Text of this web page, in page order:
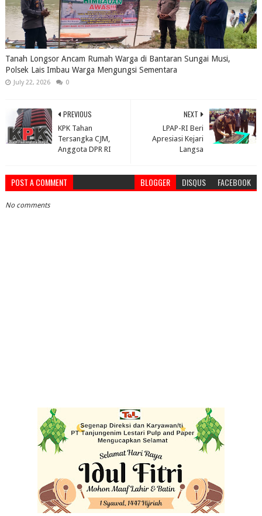
Tanah Longsor Ancam Rumah Warga di Bantaran Sungai Musi,
Polsek Lais Imbau Warga Mengungsi Sementara
July 22, 2026 0
NEXT
LPAP-RI Beri
Apresiasi Kejari
Langsa
PREVIOUS
KPK Tahan
Tersangka CJM,
Anggota DPR RI
POST A COMMENT BLOGGER DISQUS FACEBOOK
No comments